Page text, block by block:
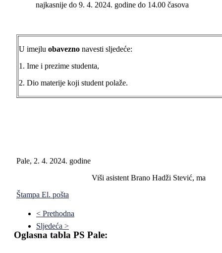
najkasnije do 9. 4. 2024. godine do 14.00 časova
U imejlu obavezno navesti sljedeće:
1. Ime i prezime studenta,
2. Dio materije koji student polaže.
Pale, 2. 4. 2024. godine
Viši asistent Brano Hadži Stević, ma
Štampa El. pošta
< Prethodna
Sljedeća >
Oglasna tabla PS Pale: